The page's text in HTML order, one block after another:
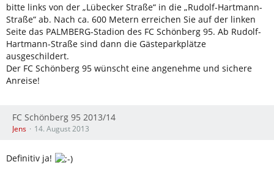
bitte links von der „Lübecker Straße“ in die „Rudolf-Hartmann-
Straße“ ab. Nach ca. 600 Metern erreichen Sie auf der linken
Seite das PALMBERG-Stadion des FC Schönberg 95. Ab Rudolf-
Hartmann-Straße sind dann die Gästeparkplätze
ausgeschildert.
Der FC Schönberg 95 wünscht eine angenehme und sichere
Anreise!
FC Schönberg 95 2013/14
Jens 14. August 2013
Definitiv ja!